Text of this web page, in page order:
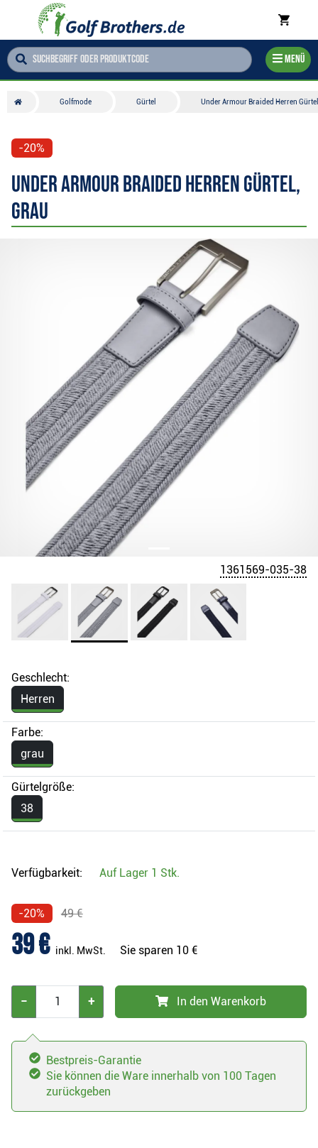
Menü
Golfmode Gürtel Under Armour Braided Herren
-20%
Under Armour Braided Herren Gürtel,
grau
1361569-035-38
Geschlecht:
Herren
Farbe:
grau
Gürtelgröße:
38
Verfügbarkeit: Auf Lager 1 Stk.
-20% 49 €
39 € inkl. MwSt. Sie sparen 10 €
− + In den Warenkorb
Bestpreis-Garantie
Sie können die Ware innerhalb von 100 Tagen
zurückgeben